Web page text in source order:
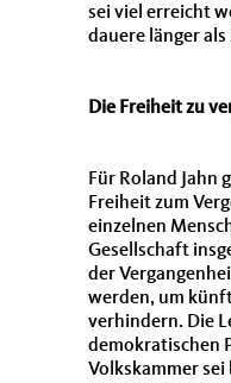
sei viel erreicht
dauere länger als
Die Freiheit zu
Für Roland Jahn
Freiheit zum
einzelnen
Gesellschaft
der
werden, um
verhindern. Die
demokratischen
Volkskammer